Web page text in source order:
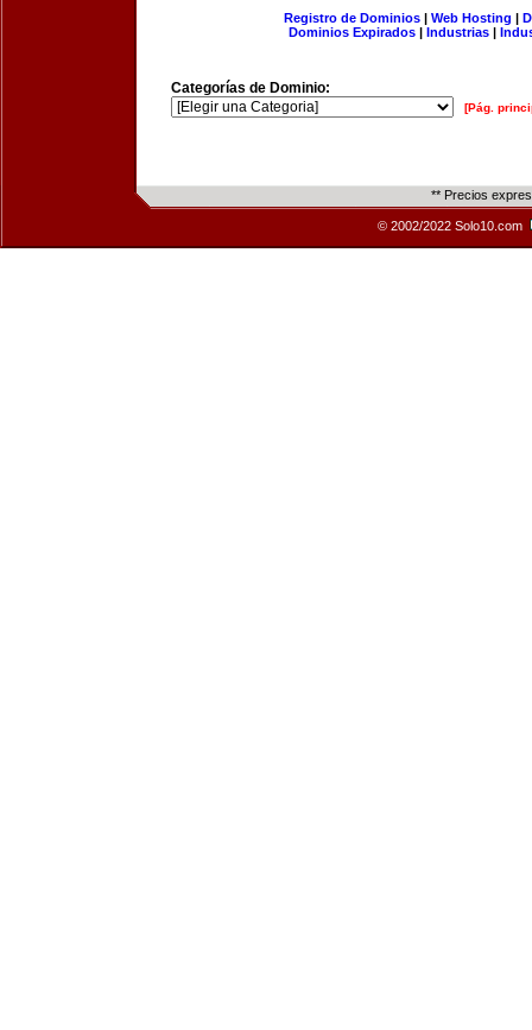
Registro de Dominios| Web Hosting |
Dominios Expirados | Industrias |
Categorías de Dominio:
[Pág.
** Precios
© 2002/2022 Solo10.com